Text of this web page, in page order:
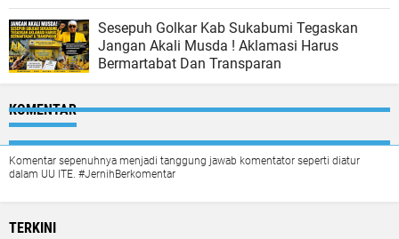
Sesepuh Golkar Kab Sukabumi Tegaskan
Jangan Akali Musda ! Aklamasi Harus
Bermartabat Dan Transparan
KOMENTAR
Komentar sepenuhnya menjadi tanggung jawab komentator seperti diatur
dalam UU ITE. #JernihBerkomentar
TERKINI